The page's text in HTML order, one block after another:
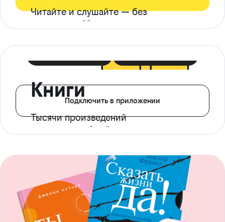
Читайте и слушайте — без
ограничений*
Книги
Тысячи произведений
с доступом офлайн
Подключить в приложении